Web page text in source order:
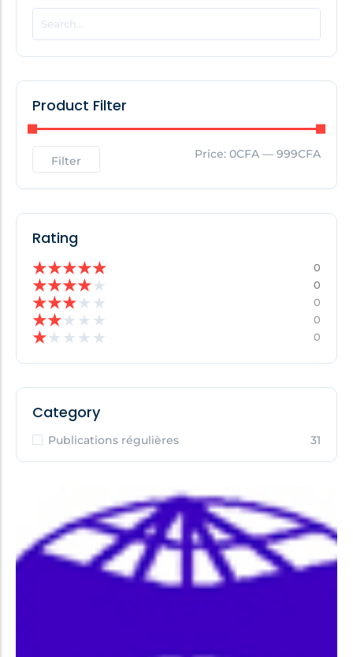
POPULAR THIS WEEK
No Posts Found!
No Posts Found!
Product Filter
Filter Price: 0CFA — 999CFA
Rating
★★★★★ 0
★★★★★ 0
★★★★ ★ 0
★★★ ★ ★ 0
★★ ★ ★ ★ 0
Category
Publications régulières 31